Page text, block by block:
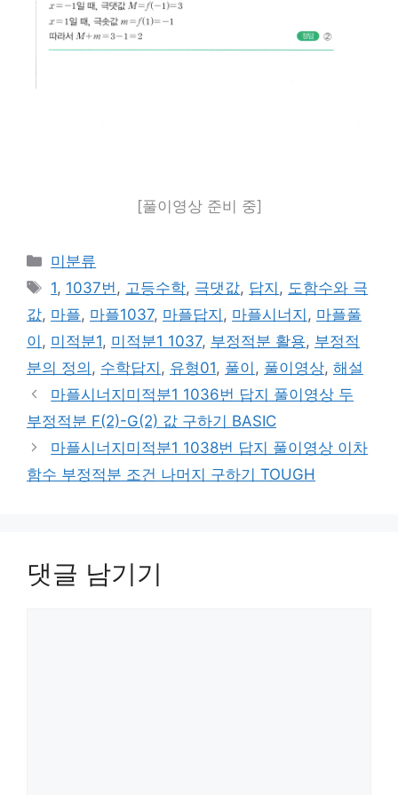
[풀이영상 준비 중]
카
테
고
리
미분류
태
그
1, 1037번 , 고등수학, 극댓값, 답지 , 도함수와 극
값, 마플, 마플1037, 마플답지 , 마플시너지 , 마플풀
이 , 미적분1, 미적분1 1037, 부정적분 활용, 부정적
분의 정의 , 수학답지 , 유형01, 풀이 , 풀이영상, 해설
마플시너지미적분1 1036번 답지 풀이영상 두
부정적분 F(2)-G(2) 값 구하기 BASIC
마플시너지미적분1 1038번 답지 풀이영상 이차
함수 부정적분 조건 나머지 구하기 TOUGH
댓글 남기기